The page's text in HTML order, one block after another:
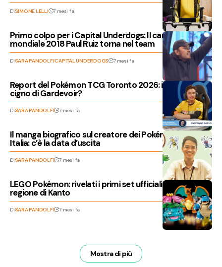
DiSIMONE LELLI 7 mesi fa
Primo colpo per i Capital Underdogs: Il campione
mondiale 2018 Paul Ruiz torna nel team
DiSARA PANDOLFICAPITAL UNDERDOGS 7 mesi fa
Report del Pokémon TCG Toronto 2026: il canto del
cigno di Gardevoir?
DiSARA PANDOLFI 7 mesi fa
Il manga biografico sul creatore dei Pokémon arriva in
Italia: c’è la data d’uscita
DiSARA PANDOLFI 7 mesi fa
LEGO Pokémon: rivelati i primi set ufficiali dedicati alla
regione di Kanto
DiSARA PANDOLFI 7 mesi fa
Mostra di più